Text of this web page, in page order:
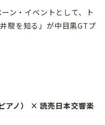
ン・イベントとして、ト
駿を知る」が中目黒GTプ
アノ） × 読売日本交響楽